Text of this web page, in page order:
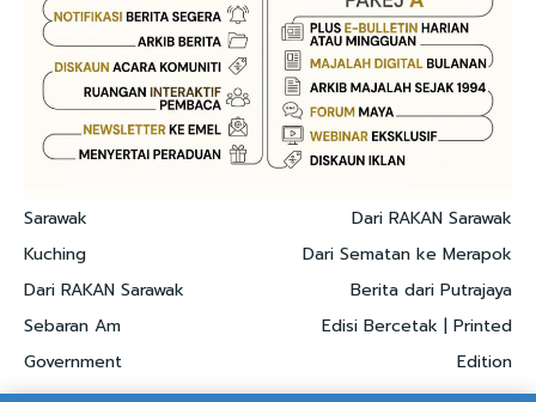
Sarawak
Kuching
Dari RAKAN Sarawak
Sebaran Am
Government
Dari RAKAN Sarawak
Dari Sematan ke Merapok
Berita dari Putrajaya
Edisi Bercetak | Printed
Edition